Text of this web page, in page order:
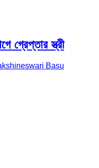
গ্রেপ্তার স্ত্রী
Basu